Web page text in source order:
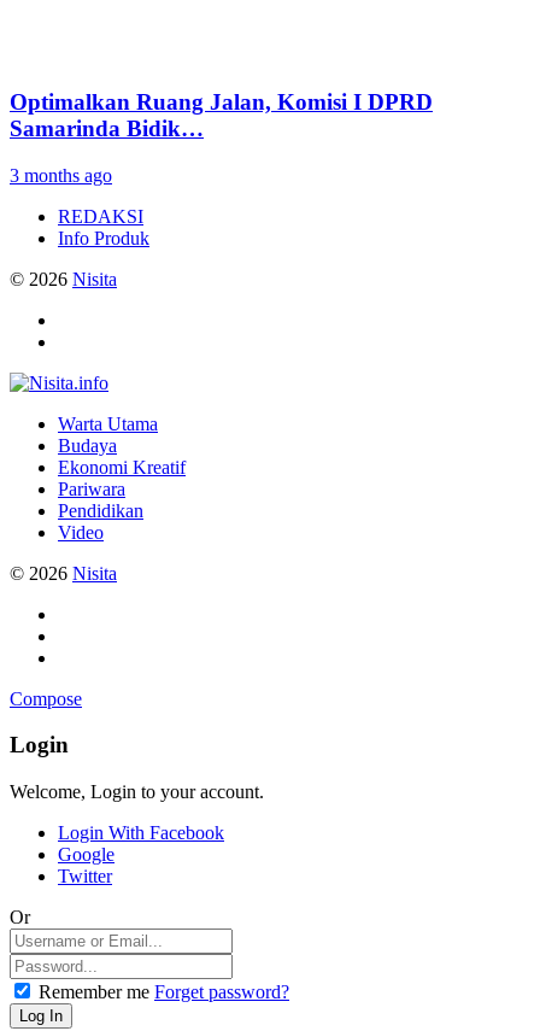
Optimalkan Ruang Jalan, Komisi I DPRD
Samarinda Bidik…
3 months ago
REDAKSI
Info Produk
© 2026 Nisita
Warta Utama
Budaya
Ekonomi Kreatif
Pariwara
Pendidikan
Video
© 2026 Nisita
Compose
Login
Welcome, Login to your account.
Login With Facebook
Google
Twitter
Or
Remember me Forget password?